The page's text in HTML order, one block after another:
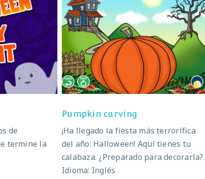
de
termine la
Pumpkin carving
Pumpkin carving
¡Ha llegado la fiesta más terrorífica
del año: Halloween! Aquí tienes tu
calabaza. ¿Preparado para decorarla?
Idioma: Inglés